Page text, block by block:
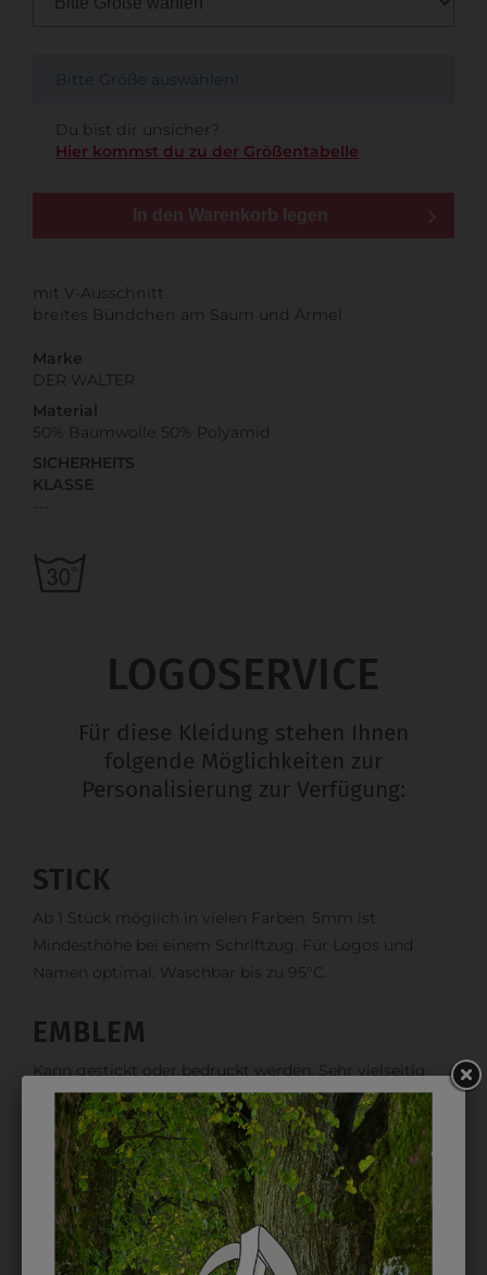
Bitte Größe auswählen!
Du bist dir unsicher?
Hier kommst du zu der Größentabelle
In den Warenkorb legen
mit V-Ausschnitt
breites Bündchen am Saum und Ärmel
Marke
DER WALTER
Material
50% Baumwolle 50% Polyamid
SICHERHEITS
KLASSE
LOGOSERVICE
Für diese Kleidung stehen Ihnen
folgende Möglichkeiten zur
Personalisierung zur Verfügung:
STICK
Ab 1 Stück möglich in vielen Farben. 5mm ist
Mindesthöhe bei einem Schriftzug. Für Logos und
Namen optimal. Waschbar bis zu 95°C.
EMBLEM
Kann gestickt oder bedruckt werden. Sehr vielseitig
einsetzbar und beim Sticken wieder ab 1 Stück
möglich.
DRUCK
Perfekt für große Logos und für kleine Details, jedoch
kostet jede Farbe extra und ist erst ab 12 Stück